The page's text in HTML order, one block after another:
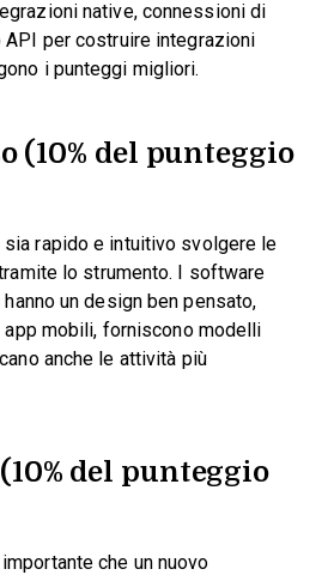
native, connessioni di
per costruire integrazioni
i punteggi migliori.
(10% del punteggio
sia rapido e intuitivo svolgere le
lo strumento. I software
un design ben pensato,
mobili, forniscono modelli
anche le attività più
del punteggio
che un nuovo